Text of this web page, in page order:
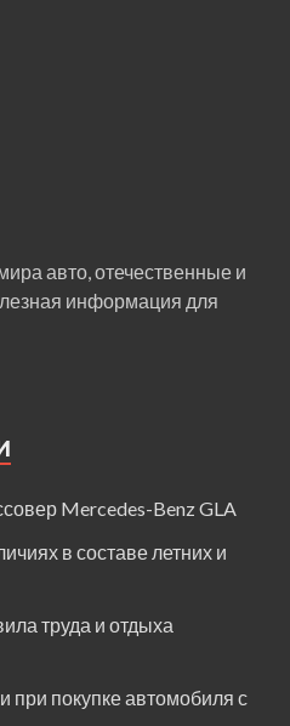
авто, отечественные и
информация для
Mercedes-Benz GLA
в составе летних и
труда и отдыха
покупке автомобиля с